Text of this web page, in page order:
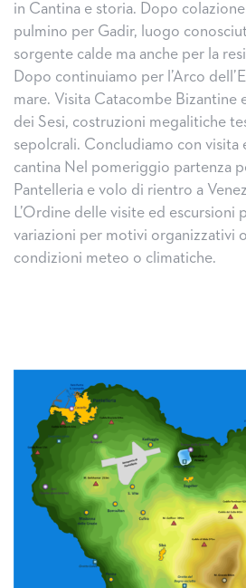
in Cantina e storia. Dopo
pulmino per Gadir, luogo
sorgente calde ma anche per la
Dopo continuiamo per l’Arco
mare. Visita Catacombe Bizantine
dei Sesi, costruzioni megalitiche
sepolcrali. Concludiamo con visita
cantina Nel pomeriggio partenza
Pantelleria e volo di rientro a
L’Ordine delle visite ed escursioni
variazioni per motivi organizzativi
condizioni meteo o climatiche.